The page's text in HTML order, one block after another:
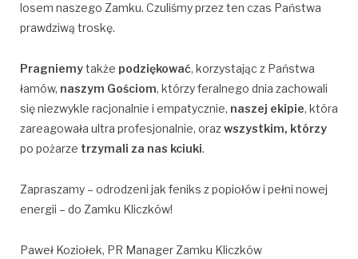
losem naszego Zamku. Czuliśmy przez ten czas Państwa
prawdziwą troskę.
Pragniemytakże podziękować, korzystając z Państwa
łamów, naszym Gościom, którzy feralnego dnia zachowali
się niezwykle racjonalnie i empatycznie, naszej ekipie, która
zareagowała ultra profesjonalnie, orazwszystkim, którzy
po pożarze trzymali za nas kciuki.
Zapraszamy – odrodzeni jak feniks z popiołów i pełni nowej
energii – do Zamku Kliczków!
Paweł Koziołek, PR Manager Zamku Kliczków